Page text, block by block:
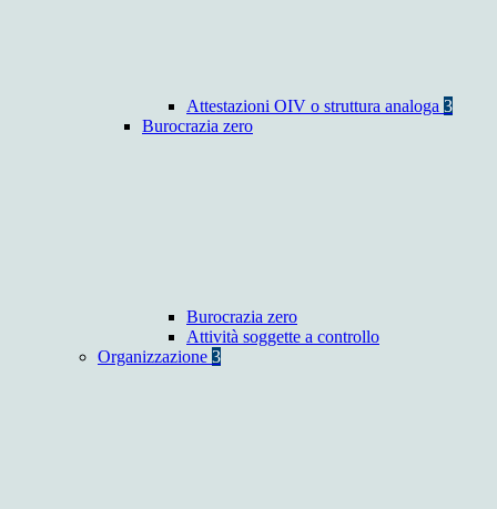
Attestazioni OIV o struttura analoga 3
Burocrazia zero
Burocrazia zero
Attività soggette a controllo
Organizzazione 3